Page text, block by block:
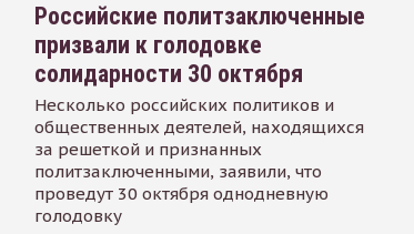
Российские политзаключенные
призвали к голодовке
солидарности 30 октября
Несколько российских политиков и
общественных деятелей, находящихся
за решеткой и признанных
политзаключенными, заявили, что
проведут 30 октября однодневную
голодовку